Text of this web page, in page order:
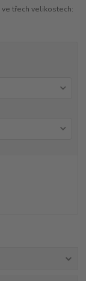
třech velikostech: